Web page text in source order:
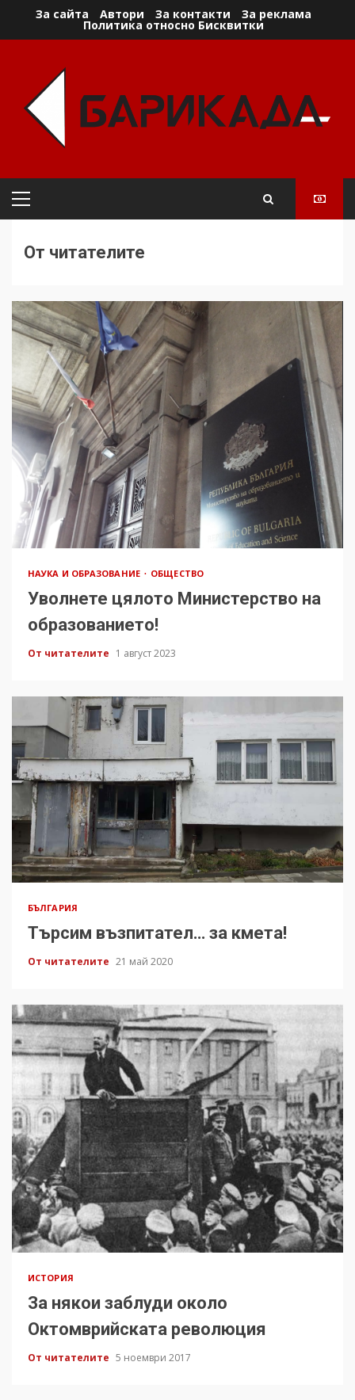
За сайта Автори За контакти За реклама
Политика относно Бисквитки
Primary
От читателите
НАУКА И ОБРАЗОВАНИЕ ОБЩЕСТВО
Уволнете цялото Министерство на
образованието!
От читателите 1 август 2023
БЪЛГАРИЯ
Търсим възпитател… за кмета!
От читателите 21 май 2020
ИСТОРИЯ
За някои заблуди около
Октомврийската революция
От читателите 5 ноември 2017